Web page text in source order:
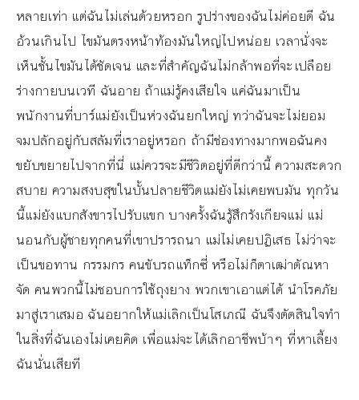
หลายเท่า แต่ฉันไม่เล่นด้วยหรอก รูปร่างของฉันไม่ค่อยดี ฉัน
อ้วนเกินไป ไขมันตรงหน้าท้องมันใหญ่ไปหน่อย เวลานั่งจะ
เห็นชั้นไขมันได้ชัดเจน และที่สำคัญฉันไม่กล้าพอที่จะเปลือย
ร่างกายบนเวที ฉันอาย ถ้าแม่รู้คงเสียใจ แค่ฉันมาเป็น
พนักงานที่บาร์แม่ยังเป็นห่วงฉันยกใหญ่ ทว่าฉันจะไม่ยอม
จมปลักอยู่กับสลัมที่เราอยู่หรอก ถ้ามีช่องทางมากพอฉันคง
ขยับขยายไปจากที่นี่ แม่ควรจะมีชีวิตอยู่ที่ดีกว่านี้ ความสะดวก
สบาย ความสงบสุขในบั้นปลายชีวิตแม่ยังไม่เคยพบมัน ทุกวัน
นี้แม่ยังแบกสังขารไปรับแขก บางครั้งฉันรู้สึกรังเกียจแม่ แม่
นอนกับผู้ชายทุกคนที่เขาปรารถนา แม่ไม่เคยปฏิเสธ ไม่ว่าจะ
เป็นขอทาน กรรมกร คนขับรถแท็กซี่ หรือไม่ก็ตาเฒ่าตัณหา
จัด คนพวกนี้ไม่ชอบการใช้ถุงยาง พวกเขาเอาแต่ได้ นำโรคภัย
มาสู่เราเสมอ ฉันอยากให้แม่เลิกเป็นโสเภณี ฉันจึงตัดสินใจทำ
ในสิ่งที่ฉันเองไม่เคยคิด เพื่อแม่จะได้เลิกอาชีพบ้าๆ ที่หาเลี้ยง
ฉันนั่นเสียที